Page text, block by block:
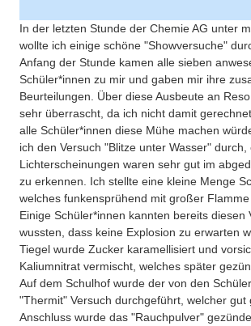
In der letzten Stunde der Chemie AG unter
wollte ich einige schöne "Showversuche"
Anfang der Stunde kamen alle sieben
Schüler*innen zu mir und gaben mir ihre
Beurteilungen. Über diese Ausbeute an
sehr überrascht, da ich nicht damit
alle Schüler*innen diese Mühe machen
ich den Versuch "Blitze unter Wasser" durch,
Lichterscheinungen waren sehr gut im
zu erkennen. Ich stellte eine kleine Menge
welches funkensprühend mit großer Flamme
Einige Schüler*innen kannten bereits diesen
wussten, dass keine Explosion zu erwarten
Tiegel wurde Zucker karamellisiert und
Kaliumnitrat vermischt, welches später
Auf dem Schulhof wurde der von den
"Thermit" Versuch durchgeführt, welcher gut
Anschluss wurde das "Rauchpulver"